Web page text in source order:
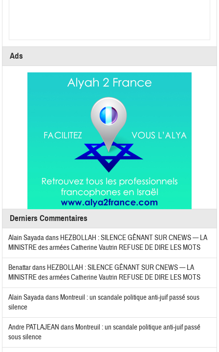
Ads
Derniers Commentaires
Alain Sayadadans HEZBOLLAH : SILENCE GÊNANT SUR CNEWS — LA
MINISTRE des armées Catherine Vautrin REFUSE DE DIRE LES MOTS
Benattardans HEZBOLLAH : SILENCE GÊNANT SUR CNEWS — LA
MINISTRE des armées Catherine Vautrin REFUSE DE DIRE LES MOTS
Alain Sayadadans Montreuil : un scandale politique anti-juif passé sous
silence
Andre PATLAJEAN dans Montreuil : un scandale politique anti-juif passé
sous silence